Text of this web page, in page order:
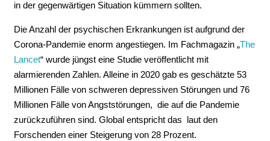
in der gegenwärtigen Situation kümmern sollten.
Die Anzahl der psychischen Erkrankungen ist aufgrund der
Corona-Pandemie enorm angestiegen. Im Fachmagazin „The
Lancet“ wurde jüngst eine Studie veröffentlicht mit
alarmierenden Zahlen. Alleine in 2020 gab es geschätzte 53
Millionen Fälle von schweren depressiven Störungen und 76
Millionen Fälle von Angststörungen, die auf die Pandemie
zurückzuführen sind. Global entspricht das laut den
Forschenden einer Steigerung von 28 Prozent.